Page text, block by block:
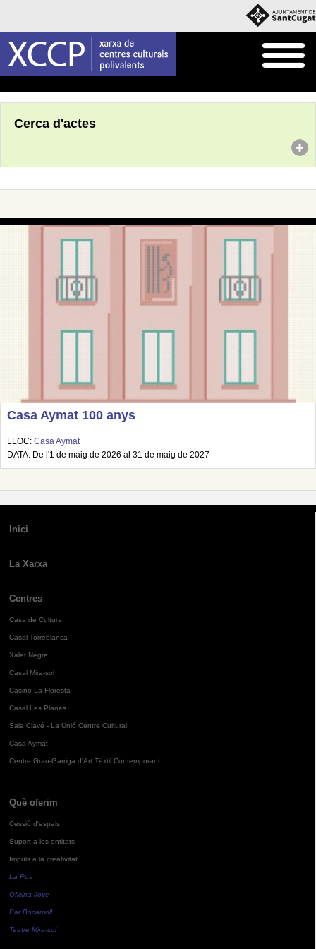
Cerca d'actes
Casa Aymat 100 anys
LLOC: Casa Aymat
DATA: De l'1 de maig de 2026 al 31 de maig de 2027
Inici
La Xarxa
Centres
Casa de Cultura
Casal Torreblanca
Xalet Negre
Casal Mira-sol
Casino La Floresta
Casal Les Planes
Sala Clavé - La Unió Centre Cultural
Casa Aymat
Centre Grau-Garriga d'Art Tèxtil Contemporani
Què oferim
Cessió d'espais
Suport a les entitats
Impuls a la creativitat
La Pua
Oficina Jove
Bar Bocamoll
Teatre Mira-sol